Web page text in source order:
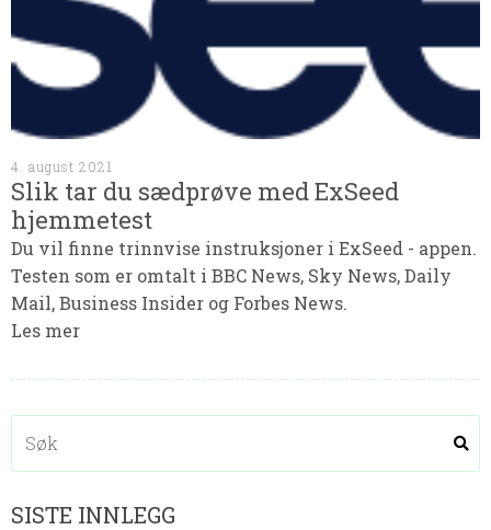
4. august 2021
Slik tar du sædprøve med ExSeed
hjemmetest
Du vil finne trinnvise instruksjoner i ExSeed - appen.
Testen som er omtalt i BBC News, Sky News, Daily
Mail, Business Insider og Forbes News.
Les mer
SISTE INNLEGG